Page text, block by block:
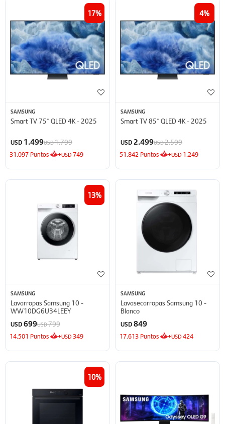
17
SAMSUNG
Smart TV 75¨ QLED 4K - 2025
USD 1.499USD1.799
31.097 Puntos +USD749
4
SAMSUNG
Smart TV 85¨ QLED 4K - 2025
USD 2.499USD2.599
51.842 Puntos +USD 1.249
13
SAMSUNG
Lavarropas Samsung 10 -
WW10DG6U34LEEY
USD699USD799
14.501 Puntos +USD 349
SAMSUNG
Lavasecarropas Samsung 10 -
Blanco
USD849
17.613 Puntos +USD424
10